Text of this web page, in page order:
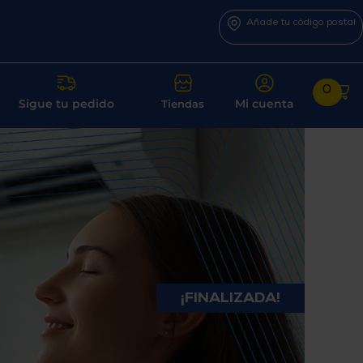
Añade tu código postal
Sigue tu pedido Tiendas Mi cuenta
0
¡FINALIZADA!